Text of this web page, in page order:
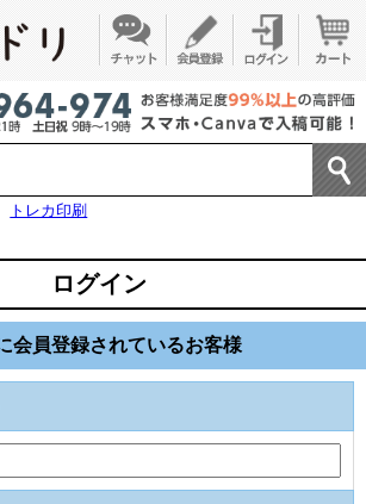
トレカ印刷
ログイン
会員登録されているお客様